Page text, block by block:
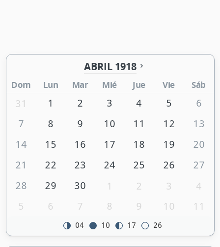
ABRIL 1918
Dom Lun Mar Mié Jue Vie Sáb
31 1 2 3 4 5
6
7
8 9 10 11 12
13
14
15 16 17 18 19
20
21
22 23 24 25 26
27
28
29 30 1 2 3
4
5
6 7 8 9 10 11
04 10 17 26